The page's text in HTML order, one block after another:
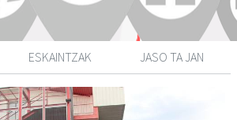
ESKAINTZAK JASO TA JAN